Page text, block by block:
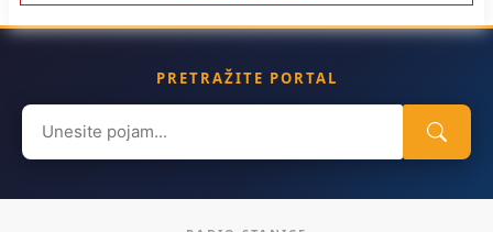
PRETRAŽITE PORTAL
Search
for: